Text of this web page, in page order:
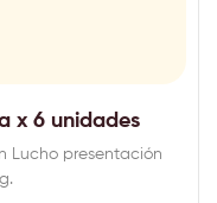
x 6 unidades
Lucho presentación